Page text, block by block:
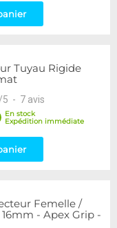
Tuyau Rigide
/5 - 7 avis
En stock
Expédition immédiate
Femelle /
- Apex Grip -